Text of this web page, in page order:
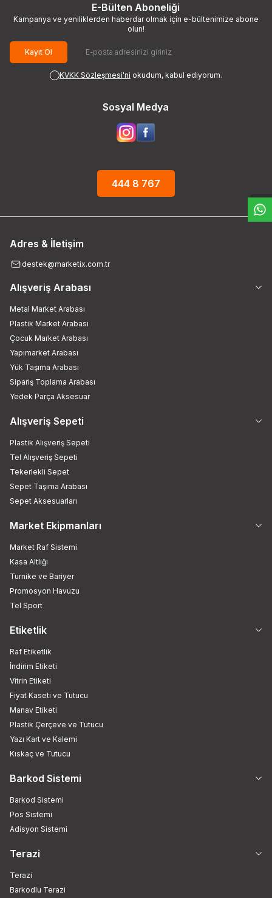
E-Bülten Aboneliği
Kampanya ve yeniliklerden haberdar olmak için e-bültenimize abone
olun!
Kayıt Ol
KVKK Sözleşmesi'ni okudum, kabul ediyorum.
Sosyal Medya
444 8 767
Adres & İletişim
destek@marketix.com.tr
Alışveriş Arabası
Metal Market Arabası
Plastik Market Arabası
Çocuk Market Arabası
Yapımarket Arabası
Yük Taşıma Arabası
Sipariş Toplama Arabası
Yedek Parça Aksesuar
Alışveriş Sepeti
Plastik Alışveriş Sepeti
Tel Alışveriş Sepeti
Tekerlekli Sepet
Sepet Taşıma Arabası
Sepet Aksesuarları
Market Ekipmanları
Market Raf Sistemi
Kasa Altlığı
Turnike ve Bariyer
Promosyon Havuzu
Tel Sport
Etiketlik
Raf Etiketlik
İndirim Etiketi
Vitrin Etiketi
Fiyat Kaseti ve Tutucu
Manav Etiketi
Plastik Çerçeve ve Tutucu
Yazı Kart ve Kalemi
Kıskaç ve Tutucu
Barkod Sistemi
Barkod Sistemi
Pos Sistemi
Adisyon Sistemi
Terazi
Terazi
Barkodlu Terazi